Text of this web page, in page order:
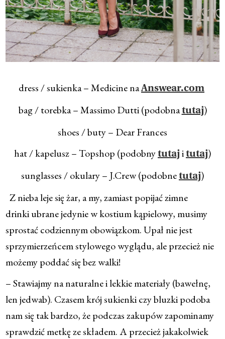
dress / sukienka – Medicine naAnswear.com
bag / torebka – Massimo Dutti (podobnatutaj)
shoes / buty – Dear Frances
hat / kapelusz – Topshop (podobny tutaj itutaj)
sunglasses / okulary – J.Crew (podobne tutaj)
Z nieba leje się żar, a my, zamiast popijać zimne
drinki ubrane jedynie w kostium kąpielowy, musimy
sprostać codziennym obowiązkom. Upał nie jest
sprzymierzeńcem stylowego wyglądu, ale przecież nie
możemy poddać się bez walki!
– Stawiajmy na naturalne i lekkie materiały (bawełnę,
len jedwab). Czasem krój sukienki czy bluzki podoba
nam się tak bardzo, że podczas zakupów zapominamy
sprawdzić metkę ze składem. A przecież jakakolwiek